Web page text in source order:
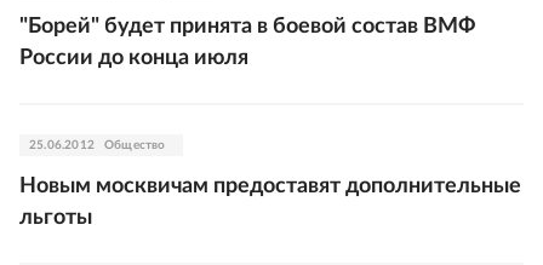
"Борей" будет принята в боевой состав ВМФ
России до конца июля
25.06.2012 Общество
Новым москвичам предоставят дополнительные
льготы